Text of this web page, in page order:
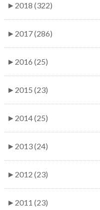
► 2018 (322)
► 2017 (286)
► 2016 (25)
► 2015 (23)
► 2014 (25)
► 2013 (24)
► 2012 (23)
► 2011 (23)